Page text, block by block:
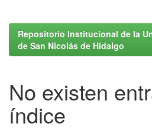
Repositorio Institucional de la
de San Nicolás de Hidalgo
No existen
índice